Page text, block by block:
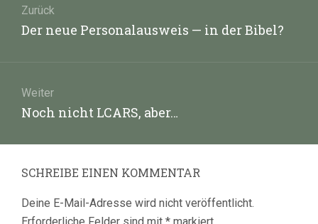
Zurück
Vorheriger
Der neue Personalausweis — in der Bibel?
Weiter
Nächster
Noch nicht LCARS, aber…
SCHREIBE EINEN KOMMENTAR
Deine E-Mail-Adresse wird nicht veröffentlicht.